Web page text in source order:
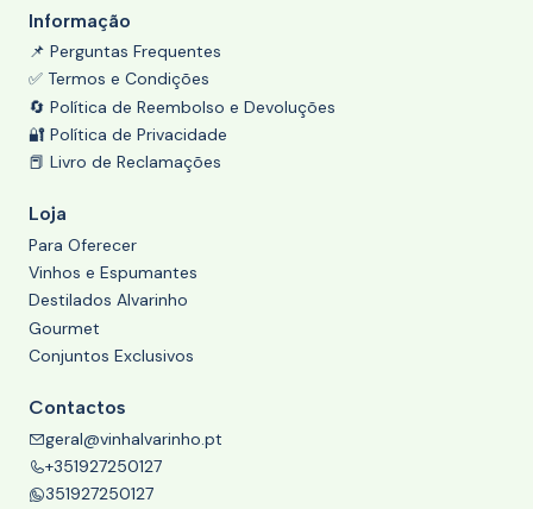
Informação
📌 Perguntas Frequentes
✅ Termos e Condições
🔄 Política de Reembolso e Devoluções
🔐 Política de Privacidade
📕 Livro de Reclamações
Loja
Para Oferecer
Vinhos e Espumantes
Destilados Alvarinho
Gourmet
Conjuntos Exclusivos
Contactos
geral@vinhalvarinho.pt
+351927250127
351927250127